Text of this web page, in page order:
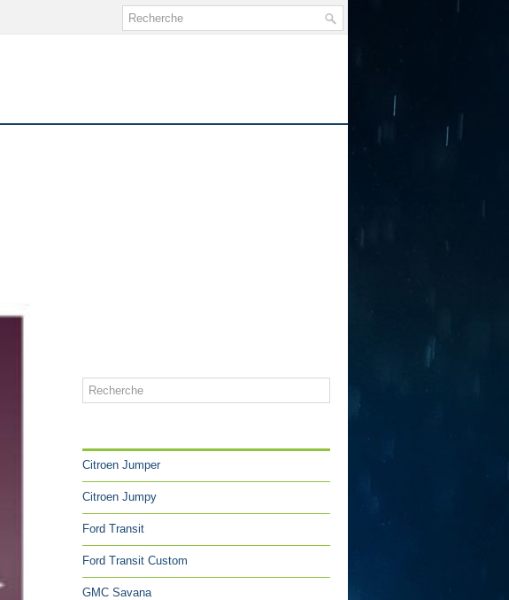
Citroen Jumper
Citroen Jumpy
Ford Transit
Ford Transit Custom
GMC Savana